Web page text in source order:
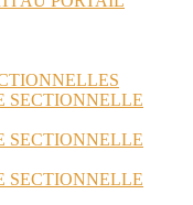
SECTIONNELLE
SECTIONNELLE
SECTIONNELLE